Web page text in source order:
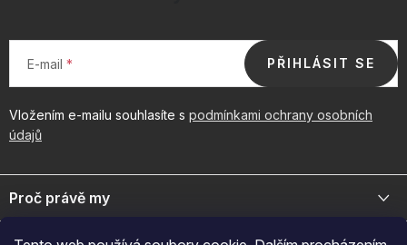
E-mail
Vložením e-mailu souhlasíte s podmínkami ochrany osobních
údajů
PŘIHLÁSIT SE
á
pProč právě my